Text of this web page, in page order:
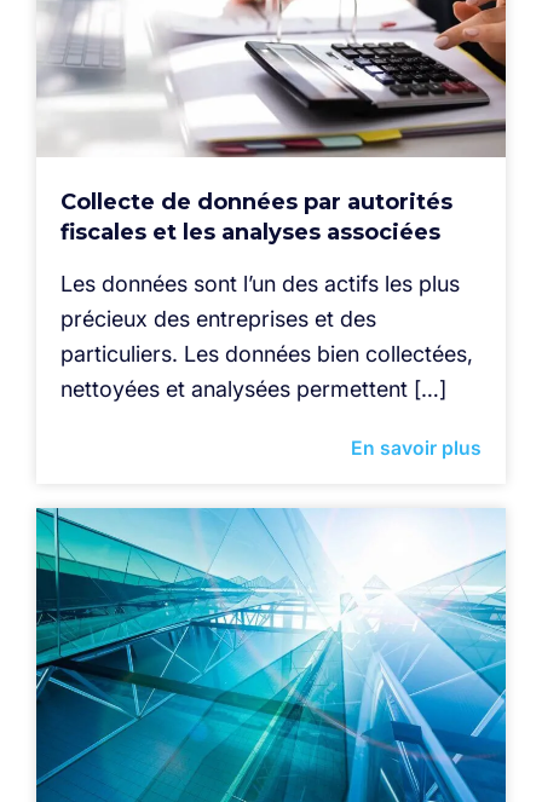
Collecte de données par autorités
fiscales et les analyses associées
Les données sont l’un des actifs les plus
précieux des entreprises et des
particuliers. Les données bien collectées,
nettoyées et analysées permettent […]
En savoir plus